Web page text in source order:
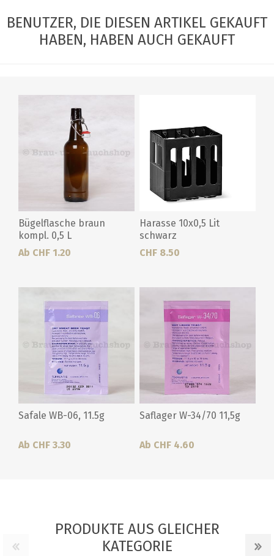
BENUTZER, DIE DIESEN ARTIKEL GEKAUFT
HABEN, HABEN AUCH GEKAUFT
Bügelflasche braun
kompl. 0,5 L
Ab CHF 1.20
Harasse 10x0,5 Lit
schwarz
CHF 8.50
Safale WB-06, 11.5g
Ab CHF 3.30
Saflager W-34/70 11,5g
Ab CHF 4.60
PRODUKTE AUS GLEICHER
KATEGORIE